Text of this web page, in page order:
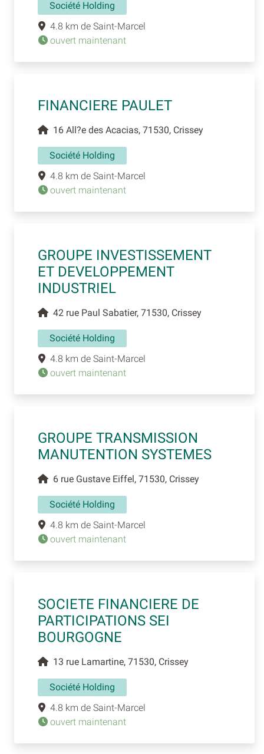
Société Holding
4.8 km de Saint-Marcel
ouvert maintenant
FINANCIERE PAULET
16 All?e des Acacias, 71530, Crissey
Société Holding
4.8 km de Saint-Marcel
ouvert maintenant
GROUPE INVESTISSEMENT
ET DEVELOPPEMENT
INDUSTRIEL
42 rue Paul Sabatier, 71530, Crissey
Société Holding
4.8 km de Saint-Marcel
ouvert maintenant
GROUPE TRANSMISSION
MANUTENTION SYSTEMES
6 rue Gustave Eiffel, 71530, Crissey
Société Holding
4.8 km de Saint-Marcel
ouvert maintenant
SOCIETE FINANCIERE DE
PARTICIPATIONS SEI
BOURGOGNE
13 rue Lamartine, 71530, Crissey
Société Holding
4.8 km de Saint-Marcel
ouvert maintenant